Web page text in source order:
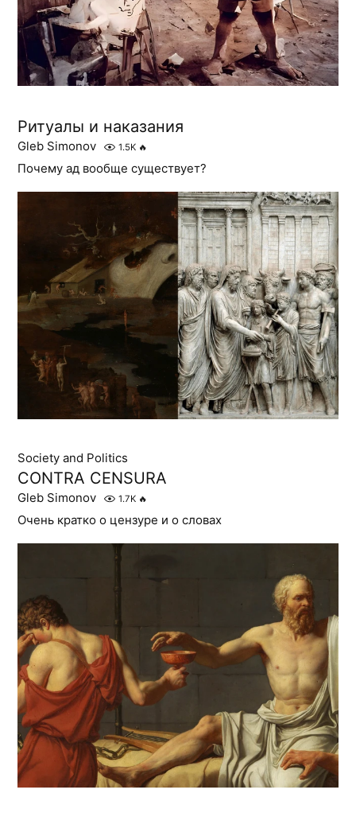
Ритуалы и наказания
Gleb Simonov 1.5K 🔥
Почему ад вообще существует?
Society and Politics
CONTRA CENSURA
Gleb Simonov 1.7K 🔥
Очень кратко о цензуре и о словах